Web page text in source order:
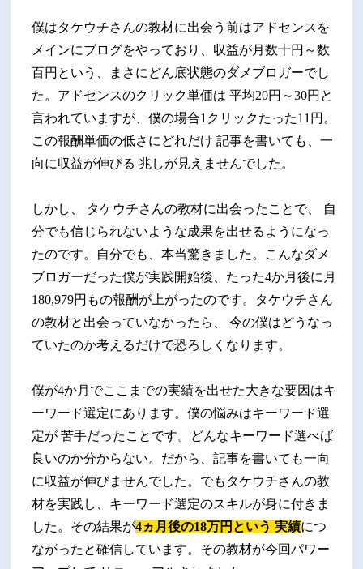
僕はタケウチさんの教材に出会う前はアドセンスを
メインにブログをやっており、収益が月数十円～数
百円という、まさにどん底状態のダメブロガーでし
た。アドセンスのクリック単価は 平均20円～30円と
言われていますが、僕の場合1クリックたった11円。
この報酬単価の低さにどれだけ 記事を書いても、一
向に収益が伸びる 兆しが見えませんでした。
しかし、 タケウチさんの教材に出会ったことで、 自
分でも信じられないような成果を出せるようになっ
たのです。自分でも、本当驚きました。こんなダメ
ブロガーだった僕が実践開始後、たった4か月後に月
180,979円もの報酬が上がったのです。タケウチさん
の教材と出会っていなかったら、 今の僕はどうなっ
ていたのか考えるだけで恐ろしくなります。
僕が4か月でここまでの実績を出せた大きな要因はキ
ーワード選定にあります。僕の悩みはキーワード選
定が 苦手だったことです。どんなキーワード選べば
良いのか分からない。だから、記事を書いても一向
に収益が伸びませんでした。でもタケウチさんの教
材を実践し、キーワード選定のスキルが身に付きま
した。その結果が4ヵ月後の18万円という 実績につ
ながったと確信しています。その教材が今回パワー